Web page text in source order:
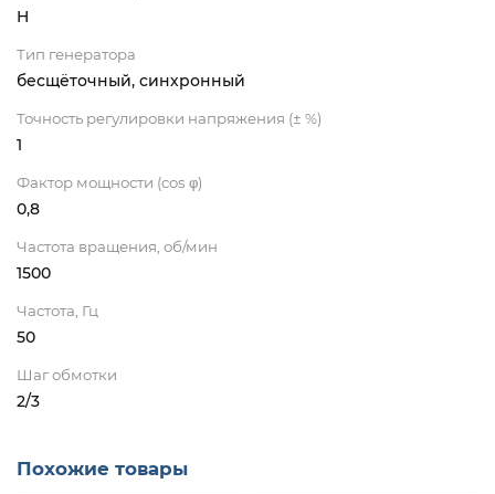
H
Тип генератора
бесщёточный, синхронный
Точность регулировки напряжения (± %)
1
Фактор мощности (cos φ)
0,8
Частота вращения, об/мин
1500
Частота, Гц
50
Шаг обмотки
2/3
Похожие товары